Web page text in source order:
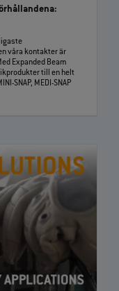
våra kontakter är
Expanded Beam
till en helt
SNAP, MEDI-SNAP